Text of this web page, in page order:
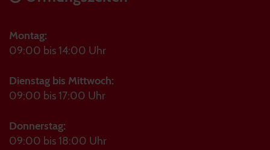
Montag:
09:00 bis 14:00 Uhr
Dienstag bis Mittwoch:
09:00 bis 17:00 Uhr
Donnerstag:
09:00 bis 18:00 Uhr